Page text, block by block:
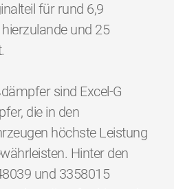
für rund 6,9
und 25
sind Excel-G
die in den
höchste Leistung
Hinter den
und 3358015